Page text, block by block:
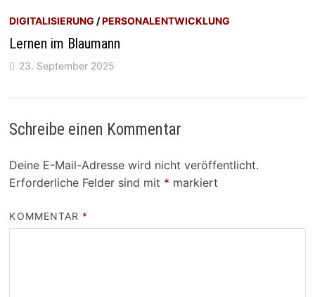
DIGITALISIERUNG /PERSONALENTWICKLUNG
Lernen im Blaumann
23. September 2025
Schreibe einen Kommentar
Deine E-Mail-Adresse wird nicht veröffentlicht.
Erforderliche Felder sind mit * markiert
KOMMENTAR *